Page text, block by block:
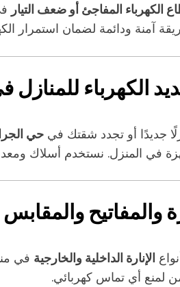
الكهرباء المفاجئ أو ضعف التيار
آمنة ودائمة لضمان استمرار
الكهرباء للمنازل
جديدًا أو تجدد شقتك في حي
في المنزل. نستخدم أسلاك
والمفاتيح والمقابس
الإنارة الداخلية والخارجية في
لمنع أي تماس كهربائي.